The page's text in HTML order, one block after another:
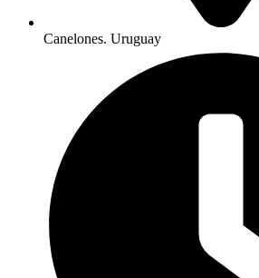
Canelones. Uruguay